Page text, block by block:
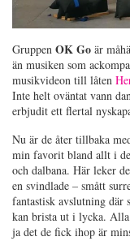
Gruppen OK Go är
än musiken som
musikvideon till låten
Inte helt oväntat vann
erbjudit ett flertal
Nu är de åter tillbaka
min favorit bland allt i
och dalbana. Här leker
en svindlade – smått
fantastisk avslutning där
kan brista ut i lycka.
ja det de fick ihop är